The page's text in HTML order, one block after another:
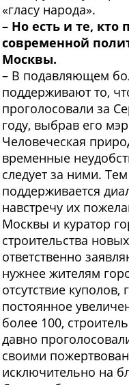
«гласу народа».
– Но есть и те, кто
современной
Москвы.
– В подавляющем
поддерживают то,
проголосовали за
году, выбрав его
Человеческая
временные
следует за ними.
поддерживается
навстречу их
Москвы и куратор
строительства
ответственно
нужнее жителям
отсутствие
постоянное
более 100,
давно
своими
исключительно на